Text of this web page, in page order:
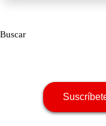
Buscar